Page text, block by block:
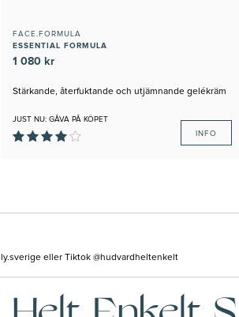
FACE.FORMULA
ESSENTIAL FORMULA
1 080 kr
Stärkande, återfuktande och utjämnande gelékräm
JUST NU: GÅVA PÅ KÖPET
INFO
eller Tiktok @hudvardheltenkelt